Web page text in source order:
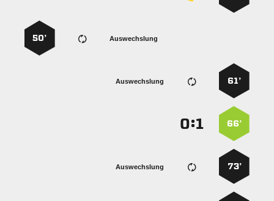
Auswechslung
50’
61’
Auswechslung
66’
:
73’
Auswechslung